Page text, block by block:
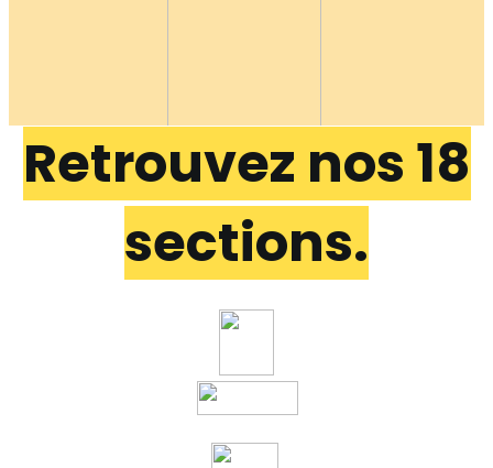
Retrouvez nos 18
sections.